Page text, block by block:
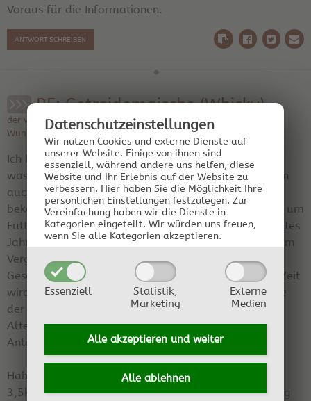
Datenschutz­einstellungen
Wir nutzen Cookies und externe Dienste auf
unserer Website. Einige von ihnen sind
essenziell, während andere uns helfen, diese
Website und Ihr Erlebnis auf der Website zu
verbessern. Hier haben Sie die Möglichkeit Ihre
persönlichen Einstellungen festzulegen. Zur
Vereinfachung haben wir die Dienste in
Kategorien eingeteilt. Wir würden uns freuen,
wenn Sie alle Kategorien akzeptieren.
Essenziell
Statistik,
Marketing
Externe
Medien
Alle akzeptieren und weiter
Alle ablehnen
Voraus für die Informationen.
ANTWORT SCHREIBEN
RE: Getreidemaische (Whisky)
der verrückte Hutmacher am 27.05.2014 19:36:51 | Region:
Wunderland
Ich habe Maisgries aus dem Supermarkt genommen,
was natürlich nicht ganz billig ist. Bei Ebay kann man
auch größere Mengen Maismehl- oder Grieß
bekommen. Ich denke beim Pferdefutter wird es sich um
Futtermais handeln. Mit dem vom Feld habe ich letztes
Jahr auch mal Moonshine gemacht, wobei ich findei m
Vergleich zum Maisgrieß aus Zuckermais ist der
Geschmack etwas kantiger und dominanter. Mit der Zeit
wird der zwar auch sweet and mellow aber ich finde
der etwas kantigere Grundgeschmackt bleibt.
Alternative: Rye ohne Mais oder mit geringem Mais
Anteil.
Habe z.B. schon
3,5kg Roggen-Vollkornschrot + 1,5kg Malz und 3,5kg